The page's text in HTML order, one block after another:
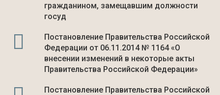
гражданином, замещавшим должности
госуд
Постановление Правительства Российской
Федерации от 06.11.2014 № 1164 «О
внесении изменений в некоторые акты
Правительства Российской Федерации»
Постановление Правительства Российской